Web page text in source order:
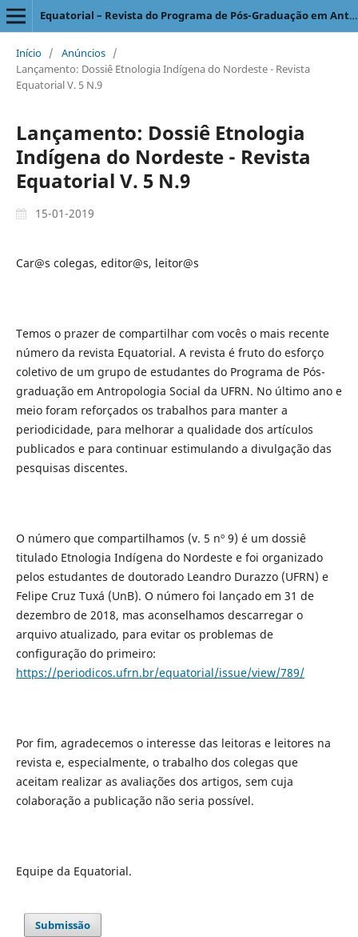
Equatorial – Revista do Programa de Pós-Graduação em Antropologia Social
Início / Anúncios /
Lançamento: Dossiê Etnologia Indígena do Nordeste - Revista
Equatorial V. 5 N.9
Lançamento: Dossiê Etnologia
Indígena do Nordeste - Revista
Equatorial V. 5 N.9
15-01-2019
Car@s colegas, editor@s, leitor@s
Temos o prazer de compartilhar com vocês o mais recente
número da revista Equatorial. A revista é fruto do esforço
coletivo de um grupo de estudantes do Programa de Pós-
graduação em Antropologia Social da UFRN. No último ano e
meio foram reforçados os trabalhos para manter a
periodicidade, para melhorar a qualidade dos artículos
publicados e para continuar estimulando a divulgação das
pesquisas discentes.
O número que compartilhamos (v. 5 nº 9) é um dossiê
titulado Etnologia Indígena do Nordeste e foi organizado
pelos estudantes de doutorado Leandro Durazzo (UFRN) e
Felipe Cruz Tuxá (UnB). O número foi lançado em 31 de
dezembro de 2018, mas aconselhamos descarregar o
arquivo atualizado, para evitar os problemas de
configuração do primeiro:
https://periodicos.ufrn.br/equatorial/issue/view/789/
Por fim, agradecemos o interesse das leitoras e leitores na
revista e, especialmente, o trabalho dos colegas que
aceitam realizar as avaliações dos artigos, sem cuja
colaboração a publicação não seria possível.
Equipe da Equatorial.
Submissão